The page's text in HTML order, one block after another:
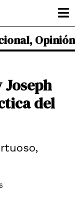
, Opinión
del